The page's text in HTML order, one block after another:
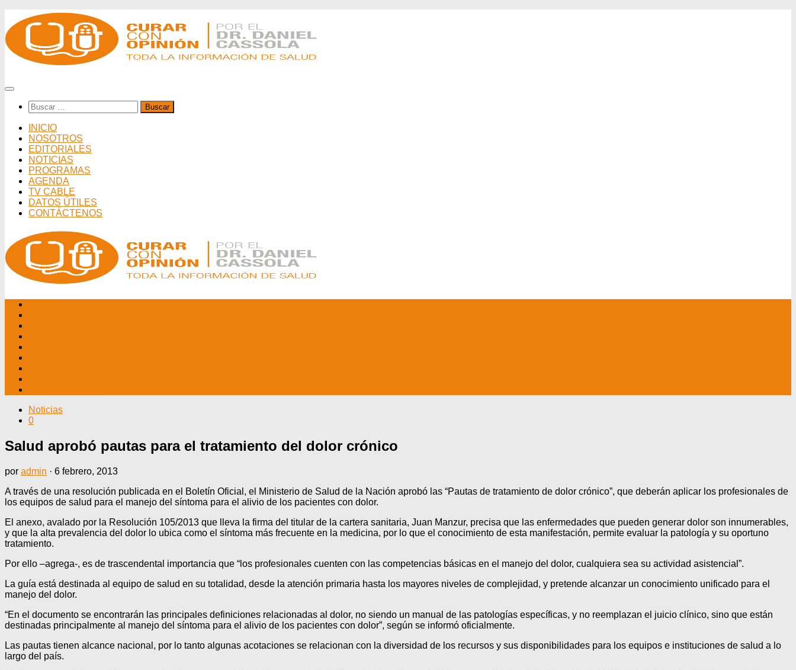
al
contenido
Buscar:
INICIO
NOSOTROS
EDITORIALES
NOTICIAS
PROGRAMAS
AGENDA
TV CABLE
DATOS ÚTILES
CONTÁCTENOS
Noticias
0
Salud aprobó pautas para el tratamiento del dolor crónico
por admin · 6 febrero, 2013
A través de una resolución publicada en el Boletín Oficial, el Ministerio de Salud de la Nación aprobó las “Pautas de tratamiento de dolor crónico”, que deberán aplicar los profesionales de
los equipos de salud para el manejo del síntoma para el alivio de los pacientes con dolor.
El anexo, avalado por la Resolución 105/2013 que lleva la firma del titular de la cartera sanitaria, Juan Manzur, precisa que las enfermedades que pueden generar dolor son innumerables,
y que la alta prevalencia del dolor lo ubica como el síntoma más frecuente en la medicina, por lo que el conocimiento de esta manifestación, permite evaluar la patología y su oportuno
tratamiento.
Por ello –agrega-, es de trascendental importancia que “los profesionales cuenten con las competencias básicas en el manejo del dolor, cualquiera sea su actividad asistencial”.
La guía está destinada al equipo de salud en su totalidad, desde la atención primaria hasta los mayores niveles de complejidad, y pretende alcanzar un conocimiento unificado para el
manejo del dolor.
“En el documento se encontrarán las principales definiciones relacionadas al dolor, no siendo un manual de las patologías específicas, y no reemplazan el juicio clínico, sino que están
destinadas principalmente al manejo del síntoma para el alivio de los pacientes con dolor”, según se informó oficialmente.
Las pautas tienen alcance nacional, por lo tanto algunas acotaciones se relacionan con la diversidad de los recursos y sus disponibilidades para los equipos e instituciones de salud a lo
largo del país.